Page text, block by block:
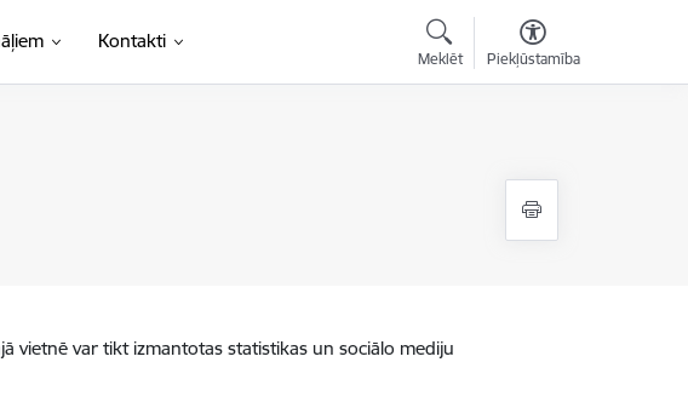
Kontakti
Meklēt Piekļūstamība
vietnē var tikt izmantotas statistikas un sociālo mediju